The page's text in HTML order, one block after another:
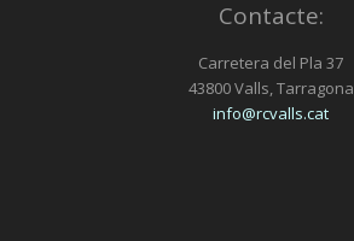
Contacte:
Carretera del Pla 37
43800 Valls, Tarragona
info@rcvalls.cat